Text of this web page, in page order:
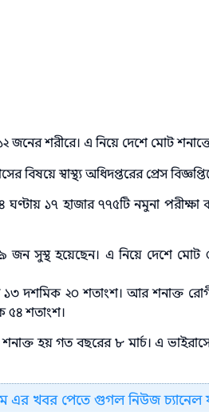
শরীরে। এ নিয়ে দেশে মোট
বিষয়ে স্বাস্থ্য অধিদপ্তরের প্রেস
ঘণ্টায় ১৭ হাজার ৭৭৫টি নমুনা
জন সুস্থ হয়েছেন। এ নিয়ে দেশে
১৩ দশমিক ২০ শতাংশ। আর শনাক্ত
৫৪ শতাংশ।
হয় গত বছরের ৮ মার্চ। এ
এর খবর পেতে গুগল নিউজ